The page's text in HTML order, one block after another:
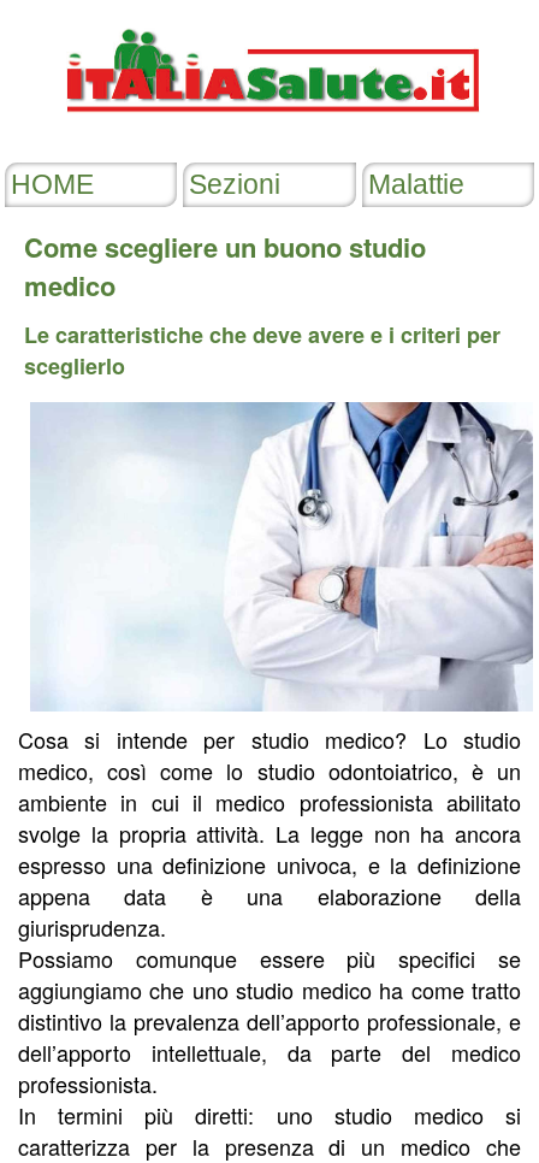
Come scegliere un buono studio
medico
Le caratteristiche che deve avere e i criteri per
sceglierlo
Cosa si intende per studio medico? Lo studio
medico, così come lo studio odontoiatrico, è un
ambiente in cui il medico professionista abilitato
svolge la propria attività. La legge non ha ancora
espresso una definizione univoca, e la definizione
appena data è una elaborazione della
giurisprudenza.
Possiamo comunque essere più specifici se
aggiungiamo che uno studio medico ha come tratto
distintivo la prevalenza dell’apporto professionale, e
dell’apporto intellettuale, da parte del medico
professionista.
In termini più diretti: uno studio medico si
caratterizza per la presenza di un medico che